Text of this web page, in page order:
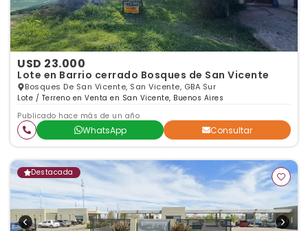
USD 23.000
Lote en Barrio cerrado Bosques de San Vicente
Bosques De San Vicente, San Vicente, GBA Sur
Lote / Terreno en Venta en San Vicente, Buenos Aires
Publicado hace más de un año
WhatsApp Consultar
Destacada